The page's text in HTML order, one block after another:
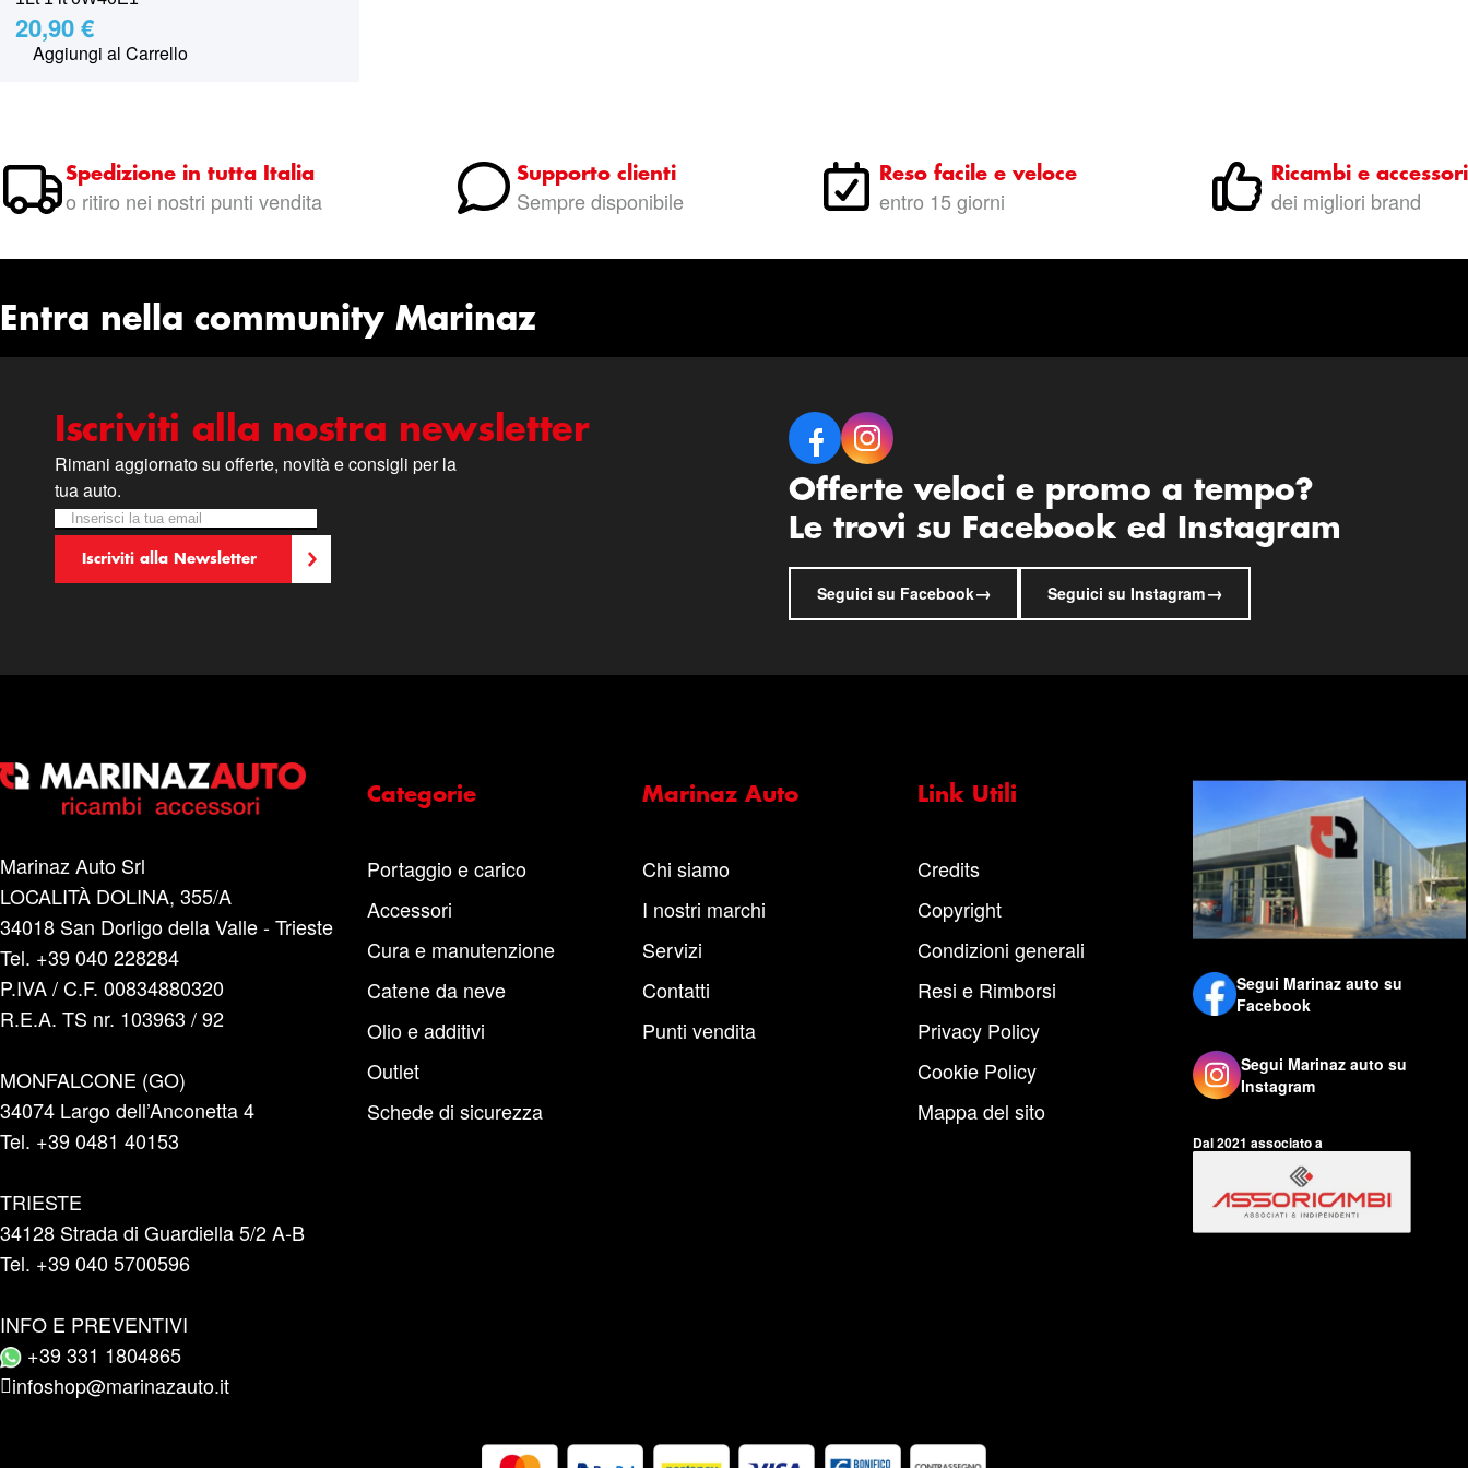
20,90 €
Aggiungi al Carrello
Spedizione in tutta Italia
o ritiro nei nostri punti vendita
Supporto clienti
Sempre disponibile
Reso facile e veloce
entro 15 giorni
Ricambi e accessori
dei migliori brand
Entra nella community Marinaz
Iscriviti alla nostra newsletter
Rimani aggiornato su offerte, novità e consigli per la
tua auto.
Newsletter
Iscriviti alla nostra Newsletter:
Iscriviti alla Newsletter
Offerte veloci e promo a tempo?
Le trovi su Facebook ed Instagram
Seguici su Facebook→ Seguici su Instagram→
Marinaz Auto Srl
LOCALITÀ DOLINA, 355/A
34018 San Dorligo della Valle - Trieste
Tel. +39 040 228284
P.IVA / C.F. 00834880320
R.E.A. TS nr. 103963 / 92
MONFALCONE (GO)
34074 Largo dell’Anconetta 4
Tel. +39 0481 40153
TRIESTE
34128 Strada di Guardiella 5/2 A-B
Tel. +39 040 5700596
INFO E PREVENTIVI
+39 331 1804865
infoshop@marinazauto.it
Categorie
Portaggio e carico
Accessori
Cura e manutenzione
Catene da neve
Olio e additivi
Outlet
Schede di sicurezza
Marinaz Auto
Chi siamo
I nostri marchi
Servizi
Contatti
Punti vendita
Link Utili
Credits
Copyright
Condizioni generali
Resi e Rimborsi
Privacy Policy
Cookie Policy
Mappa del sito
Segui Marinaz auto su
Facebook
Segui Marinaz auto su
Instagram
Dal 2021 associato a